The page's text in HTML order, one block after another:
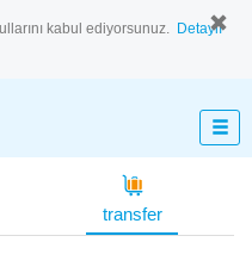
kabul ediyorsunuz. Detaylı
transfer